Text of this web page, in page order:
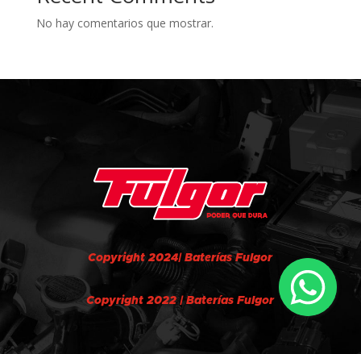
No hay comentarios que mostrar.
Copyright 2024| Baterías Fulgor
Copyright 2022 | Baterías Fulgor